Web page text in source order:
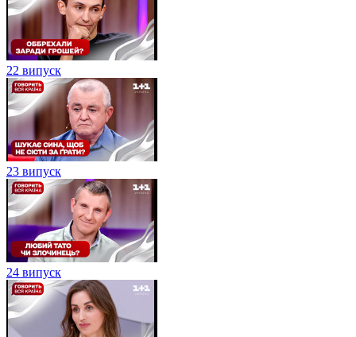
22 випуск
23 випуск
24 випуск